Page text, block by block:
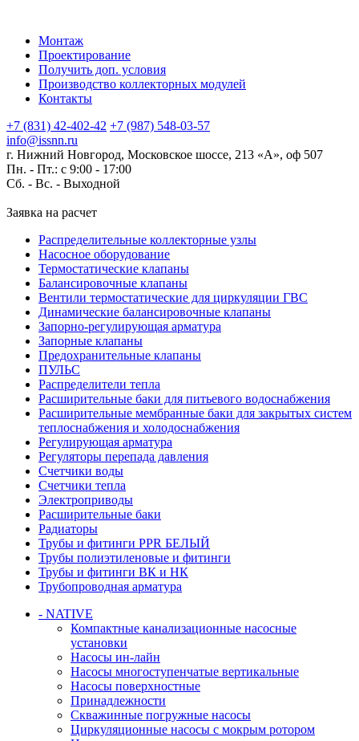
Монтаж
Проектирование
Получить доп. условия
Производство коллекторных модулей
Контакты
+7 (831) 42-402-42 +7 (987) 548-03-57
info@issnn.ru
г. Нижний Новгород, Московское шоссе, 213 «А», оф 507
Пн. - Пт.: с 9:00 - 17:00
Сб. - Вс. - Выходной
Заявка на расчет
Распределительные коллекторные узлы
Насосное оборудование
Термостатические клапаны
Балансировочные клапаны
Вентили термостатические для циркуляции ГВС
Динамические балансировочные клапаны
Запорно-регулирующая арматура
Запорные клапаны
Предохранительные клапаны
ПУЛЬС
Распределители тепла
Расширительные баки для питьевого водоснабжения
Расширительные мембранные баки для закрытых систем
теплоснабжения и холодоснабжения
Регулирующая арматура
Регуляторы перепада давления
Счетчики воды
Счетчики тепла
Электроприводы
Расширительные баки
Радиаторы
Трубы и фитинги PPR БЕЛЫЙ
Трубы полиэтиленовые и фитинги
Трубы и фитинги ВК и НК
Трубопроводная арматура
- NATIVE
Компактные канализационные насосные
установки
Насосы ин-лайн
Насосы многоступенчатые вертикальные
Насосы поверхностные
Принадлежности
Скважинные погружные насосы
Циркуляционные насосы с мокрым ротором